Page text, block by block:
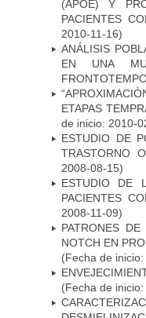
(APOE) Y
PACIENTES
2010-11-16)
ANÁLISIS
EN UNA
ETAPAS
de inicio: 2010-
ESTUDIO DE
TRASTORNO
2008-08-15)
ESTUDIO DE
PACIENTES
2008-11-09)
PATRONES
NOTCH EN
(Fecha de
(Fecha de